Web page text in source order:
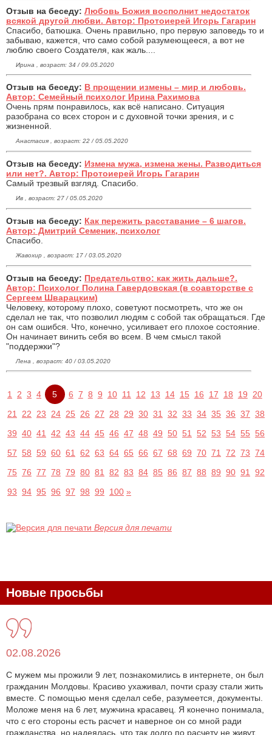
Отзыв на беседу: Любовь Божия восполнит недостаток
всякой другой любви. Автор: Протоиерей Игорь Гагарин
Спасибо, батюшка. Очень правильно, про первую заповедь то и
забываю, кажется, что само собой разумеющееся, а вот не
люблю своего Создателя, как жаль....
Ирина , возраст: 34 / 09.05.2020
Отзыв на беседу: В прощении измены – мир и любовь.
Автор: Семейный психолог Ирина Рахимова
Очень прям понравилось, как всё написано. Ситуация
разобрана со всех сторон и с духовной точки зрения, и с
жизненной.
Анастасия , возраст: 22 / 05.05.2020
Отзыв на беседу: Измена мужа, измена жены. Разводиться
или нет?. Автор: Протоиерей Игорь Гагарин
Самый трезвый взгляд. Спасибо.
Ив , возраст: 27 / 05.05.2020
Отзыв на беседу: Как пережить расставание – 6 шагов.
Автор: Дмитрий Семеник, психолог
Спасибо.
Жавохир , возраст: 17 / 03.05.2020
Отзыв на беседу: Предательство: как жить дальше?.
Автор: Психолог Полина Гавердовская (в соавторстве с
Сергеем Шварацким)
Человеку, которому плохо, советуют посмотреть, что же он
сделал не так, что позволил людям с собой так обращаться. Где
он сам ошибся. Что, конечно, усиливает его плохое состояние.
Он начинает винить себя во всем. В чем смысл такой
"поддержки"?
Лена , возраст: 40 / 03.05.2020
1 2 3 4 5 6 7 8 9 10 11 12 13 14 15 16 17 18 19 20
21 22 23 24 25 26 27 28 29 30 31 32 33 34 35 36 37 38
39 40 41 42 43 44 45 46 47 48 49 50 51 52 53 54 55
56
57
58 59 60 61 62 63 64 65 66 67 68 69 70 71 72 73 74
75 76 77 78 79 80 81 82 83 84 85 86 87 88 89 90 91 92
93 94 95 96 97 98 99 100 »
Версия для печати
Новые просьбы
02.08.2026
С мужем мы прожили 9 лет, познакомились в интернете, он был
гражданин Молдовы. Красиво ухаживал, почти сразу стали жить
вместе. С помощью меня сделал себе, разумеется, документы.
Моложе меня на 6 лет, мужчина красавец. Я конечно понимала,
что с его стороны есть расчет и наверное он со мной ради
гражданства, но надеялась, что так долго по расчету не живут.